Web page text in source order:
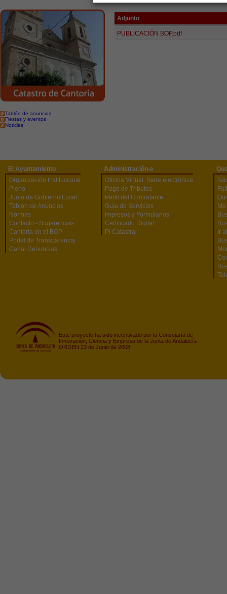
Tablón de anuncios
Fiestas y eventos
Noticias
Adjunto
PUBLICACIÓN BOP.pdf
El Ayuntamiento
Organización Institucional
Pleno
Junta de Gobierno Local
Tablón de Anuncios
Normas
Contacto - Sugerencias
Cantoria en el BOP
Portal de Transparencia
Canal Denuncias
Administración-e
Oficina Virtual. Sede electrónica
Pago de Tributos
Perfil del Contratante
Guía de Servicios
Impresos y Formularios
Certificado Digital
PI Catastral
Ir
Este proyecto ha sido incentivado por la Consejaría de
Innovación, Ciencia y Empresa de la Junta de Andalucía
ORDEN 23 de Junio de 2008